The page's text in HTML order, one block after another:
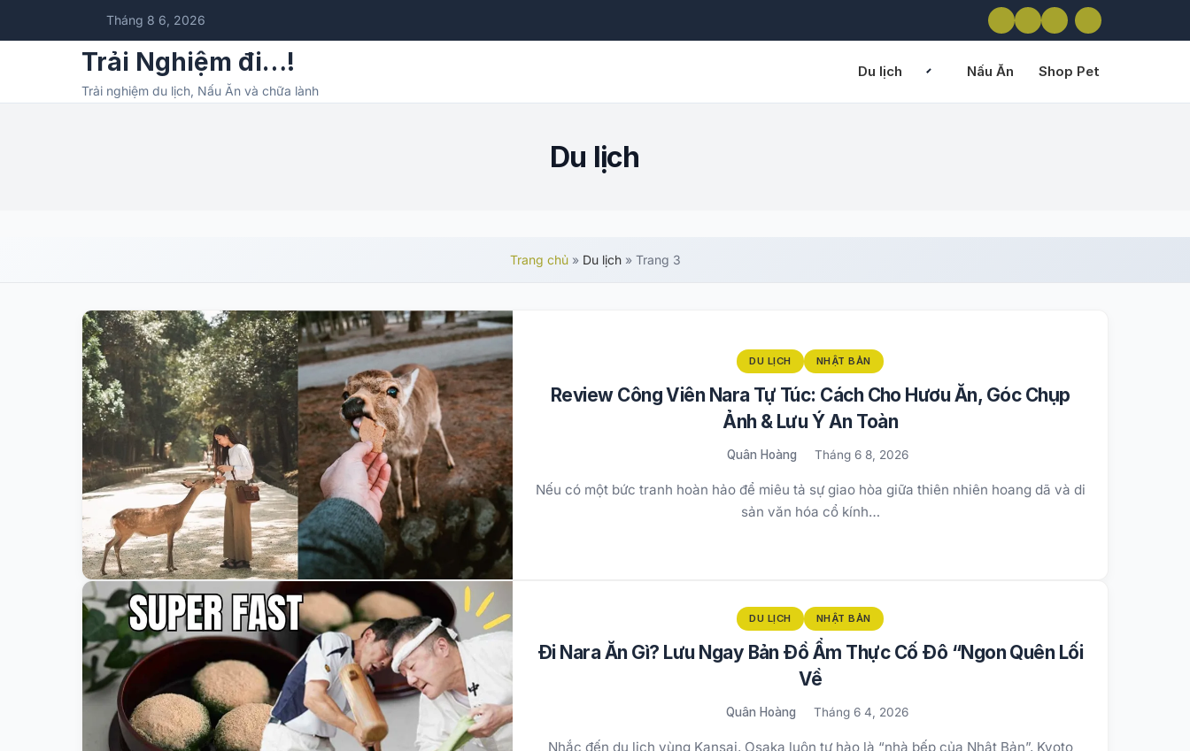
Tháng 8 6, 2026
Trải Nghiệm đi…!
Trải nghiệm du lịch, Nấu Ăn và chữa lành
Du lịch Nấu Ăn Shop Pet
Du lịch
Trang chủ» Du lịch» Trang 3
DU LỊCH NHẬT BẢN
Review Công Viên Nara Tự Túc: Cách Cho Hươu Ăn, Góc Chụp
Ảnh & Lưu Ý An Toàn
Quân Hoàng Tháng 6 8, 2026
Nếu có một bức tranh hoàn hảo để miêu tả sự giao hòa giữa thiên nhiên hoang dã và di
sản văn hóa cổ kính…
DU LỊCH NHẬT BẢN
Đi Nara Ăn Gì? Lưu Ngay Bản Đồ Ẩm Thực Cố Đô “Ngon Quên Lối
Về
Quân Hoàng Tháng 6 4, 2026
Nhắc đến du lịch vùng Kansai, Osaka luôn tự hào là “nhà bếp của Nhật Bản”, Kyoto